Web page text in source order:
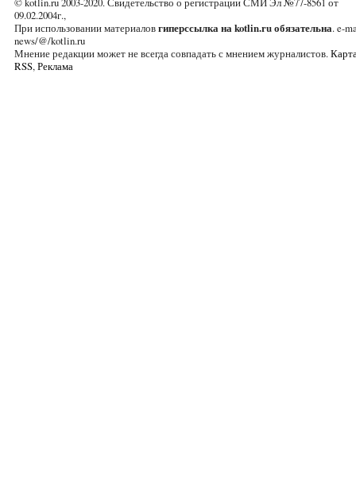
09.02.2004г.,
При использовании материаловгиперссылка на kotlin.ru обязательна. e-
news/@/kotlin.ru
Мнение редакции может не всегда совпадать с мнением журналистов.
RSS,Реклама